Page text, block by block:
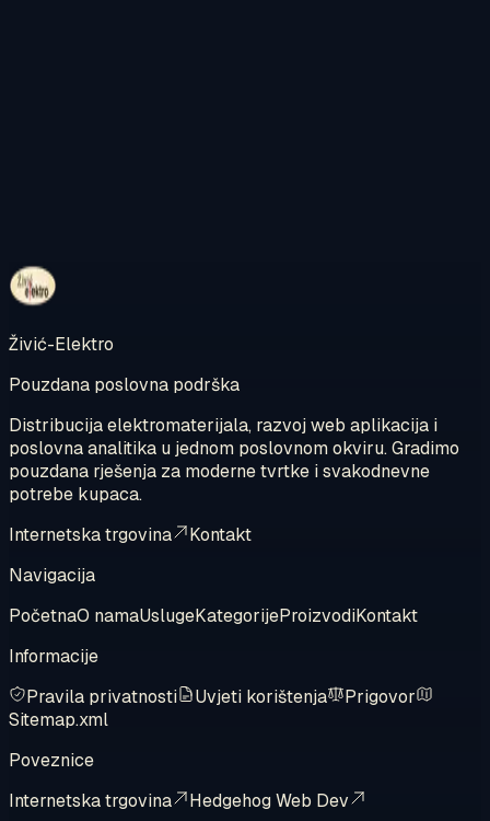
Pregledajte internetsku trgovinu
Živić-Elektro
Pouzdana poslovna podrška
Distribucija elektromaterijala, razvoj web aplikacija i
poslovna analitika u jednom poslovnom okviru. Gradimo
pouzdana rješenja za moderne tvrtke i svakodnevne
potrebe kupaca.
Internetska trgovina
Kontakt
Navigacija
PočetnaO namaUslugeKategorijeProizvodiKontakt
Informacije
Pravila privatnosti
Uvjeti korištenja
Prigovor
Sitemap.xml
Poveznice
Internetska trgovina
Hedgehog Web Dev